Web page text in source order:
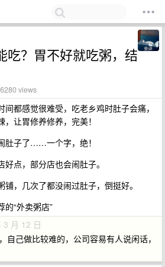
吃？胃不好就吃粥，结
views
都感觉很难受，吃老乡鸡时肚子会痛，
让胃修养修养，完美！
肚子了……一个字，绝！
点，部分店也会闹肚子。
，几次了都没闹过肚子，倒挺好。
的“外卖粥店”
月 12 日
自己做比较难的，公司容易有人说闲话，